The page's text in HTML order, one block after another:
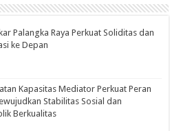
Palangka Raya Perkuat Soliditas dan
ke Depan
Kapasitas Mediator Perkuat Peran
Stabilitas Sosial dan
Berkualitas